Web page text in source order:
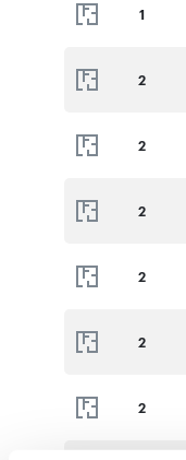
1
2
2
2
2
2
2